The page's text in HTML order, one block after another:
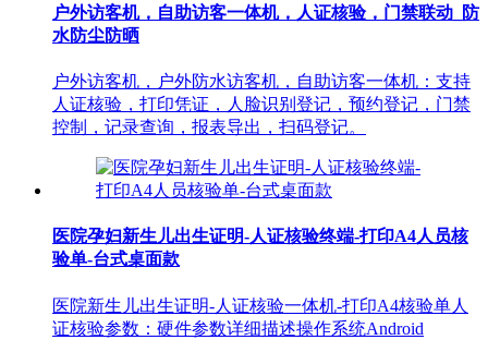
户外访客机，自助访客一体机，人证核验，门禁联动_防
水防尘防晒
户外访客机，户外防水访客机，自助访客一体机：支持
人证核验，打印凭证，人脸识别登记，预约登记，门禁
控制，记录查询，报表导出，扫码登记。
医院孕妇新生儿出生证明-人证核验终端-打印A4人员核
验单-台式桌面款
医院新生儿出生证明-人证核验一体机-打印A4核验单人
证核验参数：硬件参数详细描述操作系统Android